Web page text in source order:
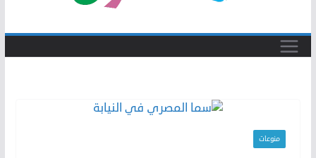
منوعات